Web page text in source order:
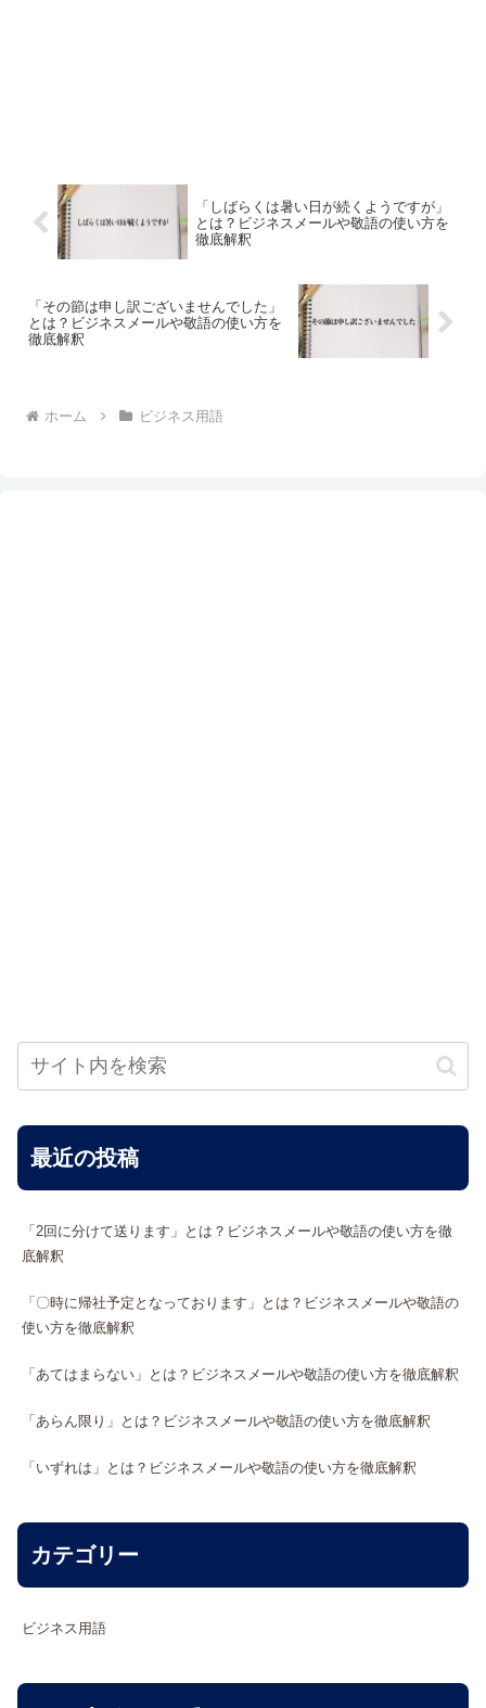
「しばらくは暑い日が続くようですが」
とは？ビジネスメールや敬語の使い方を
徹底解釈
「その節は申し訳ございませんでした」
とは？ビジネスメールや敬語の使い方を
徹底解釈
ホーム ビジネス用語
最近の投稿
「2回に分けて送ります」とは？ビジネスメールや敬語の使い方を徹
底解釈
「〇時に帰社予定となっております」とは？ビジネスメールや敬語の
使い方を徹底解釈
「あてはまらない」とは？ビジネスメールや敬語の使い方を徹底解釈
「あらん限り」とは？ビジネスメールや敬語の使い方を徹底解釈
「いずれは」とは？ビジネスメールや敬語の使い方を徹底解釈
カテゴリー
ビジネス用語